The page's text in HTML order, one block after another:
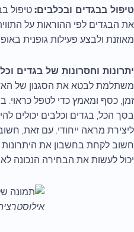
טיפול בבגדים ובכלבים: טיפול
את הבגדים לפי ההוראות על
מאוזנת ולבצע פעילות גופנית
יתרונות וחסרונות של בגדים
משתלמת לבטא את הסגנון של
זמן, כסף ומאמץ כדי לטפל כראוי.
בסך הכל, בגדים וכלבים יכולים
ליצירת מראה ייחודי. עם זאת,
חשוב לקחת בחשבון את
יכול לעשות את הבחירה הנכונה